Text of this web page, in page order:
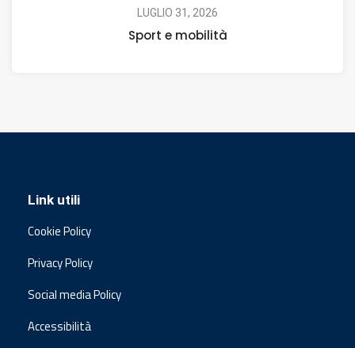
LUGLIO 31, 2026
Sport e mobilità
Link utili
Cookie Policy
Privacy Policy
Social media Policy
Accessibilità